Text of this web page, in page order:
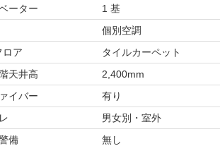
ーター
1 基
個別空調
ロア
タイルカーペット
天井高
2,400mm
イバー
有り
男女別・室外
備
無し